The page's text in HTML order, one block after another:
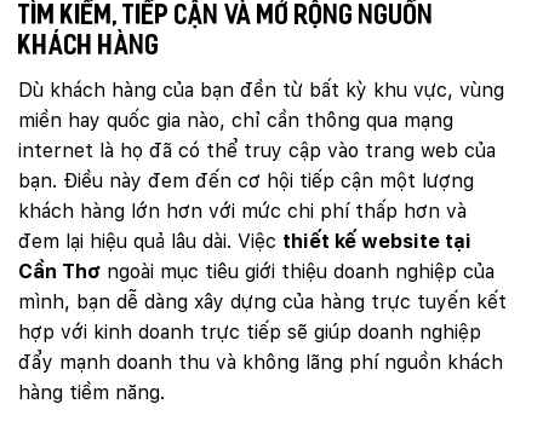
Tìm kiếm, tiếp cận và mở rộng nguồn
khách hàng
Dù khách hàng của bạn đền từ bất kỳ khu vực, vùng
miền hay quốc gia nào, chỉ cần thông qua mạng
internet là họ đã có thể truy cập vào trang web của
bạn. Điều này đem đến cơ hội tiếp cận một lượng
khách hàng lớn hơn với mức chi phí thấp hơn và
đem lại hiệu quả lâu dài. Việc thiết kế website tại
Cần Thơ ngoài mục tiêu giới thiệu doanh nghiệp của
mình, bạn dễ dàng xây dựng của hàng trực tuyến kết
hợp với kinh doanh trực tiếp sẽ giúp doanh nghiệp
đẩy mạnh doanh thu và không lãng phí nguồn khách
hàng tiềm năng.